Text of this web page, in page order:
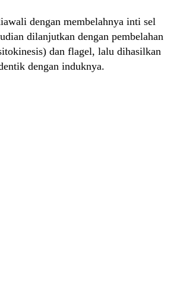
dengan membelahnya inti sel
dilanjutkan dengan pembelahan
dan flagel, lalu dihasilkan
dengan induknya.